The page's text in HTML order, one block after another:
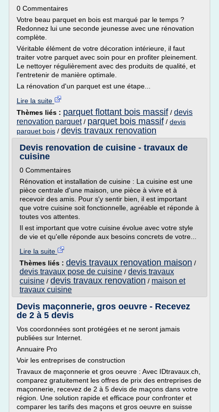
0 Commentaires
Votre beau parquet en bois est marqué par le temps ?
Redonnez lui une seconde jeunesse avec une rénovation
complète.
Véritable élément de votre décoration intérieure, il faut
traiter votre parquet avec soin pour en profiter pleinement.
Le nettoyer régulièrement avec des produits de qualité, et
l'entretenir de manière optimale.
La rénovation d'un parquet est une étape...
Lire la suite
Thèmes liés : parquet flottant bois massif / devis
renovation parquet/ parquet bois massif / devis
parquet bois / devis travaux renovation
Devis renovation de cuisine - travaux de
cuisine
0 Commentaires
Rénovation et installation de cuisine : La cuisine est une
pièce centrale d'une maison, une pièce à vivre et à
recevoir des amis. Pour s'y sentir bien, il est important
que votre cuisine soit fonctionnelle, agréable et réponde à
toutes vos attentes.
Il est important que votre cuisine évolue avec votre style
de vie et qu'elle réponde aux besoins concrets de votre...
Lire la suite
Thèmes liés : devis travaux renovation maison /
devis travaux pose de cuisine / devis travaux
cuisine / devis travaux renovation / maison et
travaux cuisine
Devis maçonnerie, gros oeuvre - Recevez
de 2 à 5 devis
Vos coordonnées sont protégées et ne seront jamais
publiées sur Internet.
Annuaire Pro
Voir les entreprises de construction
Travaux de maçonnerie et gros oeuvre : Avec IDtravaux.ch,
comparez gratuitement les offres de prix des entreprises de
maçonnerie, recevez de 2 à 5 devis de maçons dans votre
région. Une solution rapide et efficace pour confronter et
comparer les tarifs des maçons et gros oeuvre en suisse